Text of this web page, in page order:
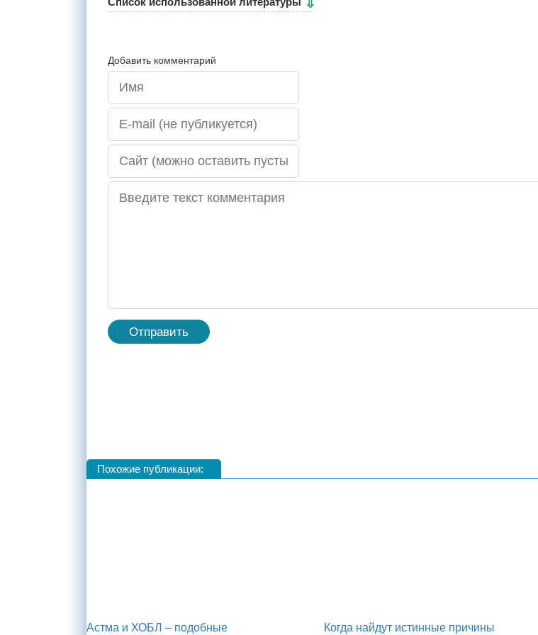
Добавить комментарий
Похожие публикации:
Астма и ХОБЛ – подобные Когда найдут истинные причины